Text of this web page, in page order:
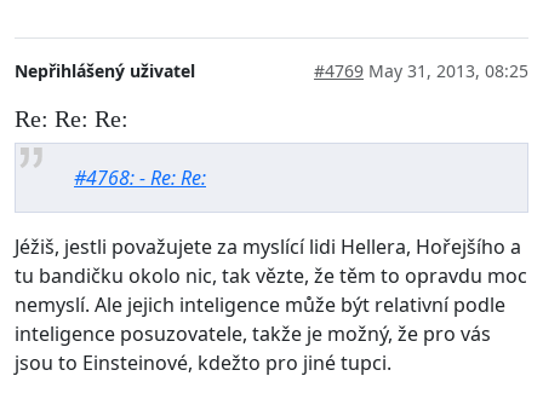
Nepřihlášený uživatel #4769 May 31, 2013, 08:25
Re: Re: Re:
#4768: - Re: Re:
Jéžiš, jestli považujete za myslící lidi Hellera, Hořejšího a
tu bandičku okolo nic, tak vězte, že těm to opravdu moc
nemyslí. Ale jejich inteligence může být relativní podle
inteligence posuzovatele, takže je možný, že pro vás
jsou to Einsteinové, kdežto pro jiné tupci.